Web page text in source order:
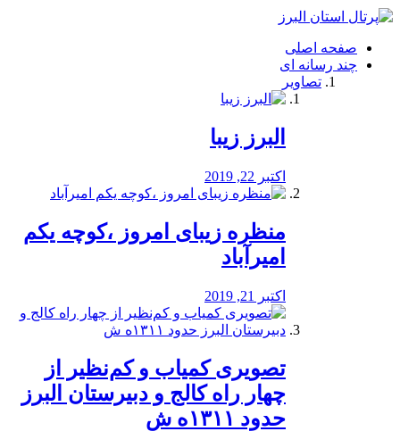
فصد
شرق
تهران
خشکشویی
صفحه اصلی
چند رسانه ای
تصاویر
البرز زیبا
اکتبر 22, 2019
منظره‌‌ زیبای امروز ،کوچه یکم
امیرآباد
اکتبر 21, 2019
️تصویری کمیاب و کم‌نظیر از
چهار راه كالج و دبيرستان البرز
حدود ۱۳۱۱ه ش